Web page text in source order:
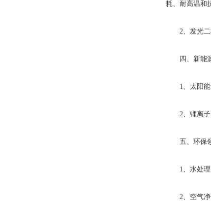
耗、耐高温和
2、发光二
四、新能
1、太阳能电
2、锂离子电
五、环保
1、水处理：
2、空气净化